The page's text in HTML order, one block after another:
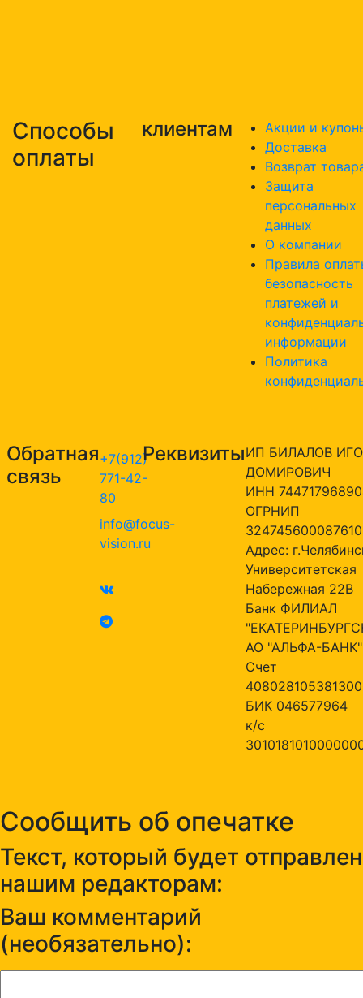
Способы
оплаты
клиентам
Акции и
Доставка
Возврат
Защита
персональных
данных
О компании
Правила
безопасность
платежей и
информации
Политика
Обратная
связь
+7(912)
771-42-
80
info@focus-
vision.ru
РеквизитыИП БИЛАЛОВ
ДОМИРОВИЧ
ИНН
ОГРНИП
324745600087610
Адрес:
Университетская
Набережная 22В
Банк ФИЛИАЛ
АО "АЛЬФА-БАНК"
Счет
БИК 046577964
к/с
Сообщить об опечатке
Текст, который будет отправлен
нашим редакторам:
Ваш комментарий
(необязательно):